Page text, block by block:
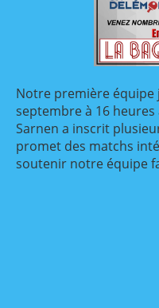
Notre première équipe
septembre à 16
Sarnen a inscrit
promet des matchs
soutenir notre équipe